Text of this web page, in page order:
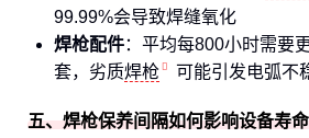
99.99%会导致焊缝氧化
焊枪配件：平均每800小时需要
套，劣质焊枪 可能引发电弧不
五、焊枪保养间隔如何影响设备寿命